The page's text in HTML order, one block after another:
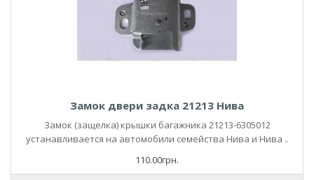
Замок двери задка 21213 Нива
Замок (защелка) крышки багажника 21213-6305012
устанавливается на автомобили семейства Нива и Нива ..
110.00грн.